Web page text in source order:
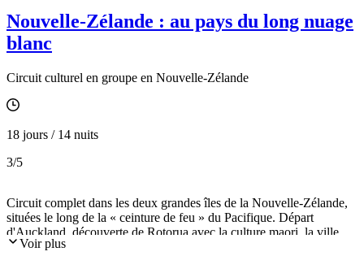
Nouvelle-Zélande : au pays du long nuage
blanc
Circuit culturel en groupe en Nouvelle-Zélande
18 jours / 14 nuits
3/5
Circuit complet dans les deux grandes îles de la Nouvelle-Zélande,
situées le long de la « ceinture de feu » du Pacifique. Départ
d'Auckland, découverte de Rotorua avec la culture maori, la ville
Art-déco de Napier et ses vignobles, Wellington, la capitale de l'île
Voir plus